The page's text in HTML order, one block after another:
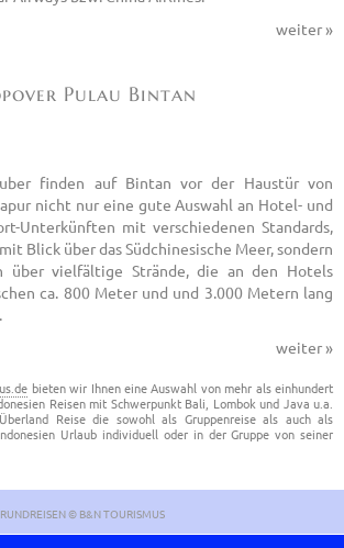
weiter »
Pulau Bintan
finden auf Bintan vor der Haustür von
nicht nur eine gute Auswahl an Hotel- und
Unterkünften mit verschiedenen Standards,
Blick über das Südchinesische Meer, sondern
über vielfältige Strände, die an den Hotels
ca. 800 Meter und und 3.000 Metern lang
weiter »
bieten wir Ihnen eine Auswahl von mehr als einhundert
Reisen mit Schwerpunkt Bali, Lombok und Java u.a.
Reise die sowohl als Gruppenreise als auch als
Urlaub individuell oder in der Gruppe von seiner
© B&N TOURISMUS